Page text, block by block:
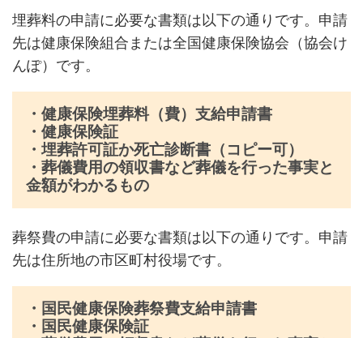
埋葬料の申請に必要な書類は以下の通りです。申請
先は健康保険組合または全国健康保険協会（協会け
んぽ）です。
・健康保険埋葬料（費）支給申請書
・健康保険証
・埋葬許可証か死亡診断書（コピー可）
・葬儀費用の領収書など葬儀を行った事実と
金額がわかるもの
葬祭費の申請に必要な書類は以下の通りです。申請
先は住所地の市区町村役場です。
・国民健康保険葬祭費支給申請書
・国民健康保険証